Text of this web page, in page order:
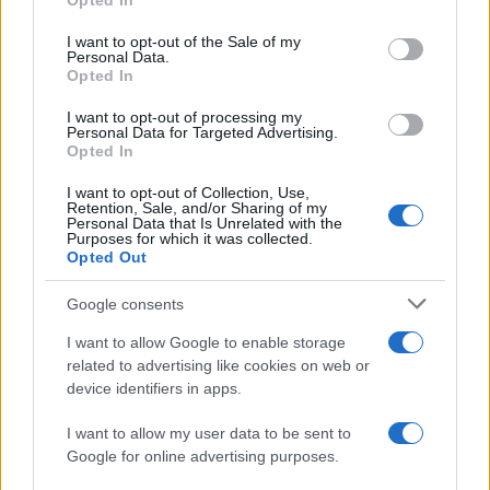
use your data for below specified purposes in below Google
consent section.
I want to opt-out of the Sale of my
Personal Data.
Opted In
I want to opt-out of processing my
Personal Data for Targeted Advertising.
Opted In
I want to opt-out of Collection, Use,
Retention, Sale, and/or Sharing of my
Personal Data that Is Unrelated with the
Purposes for which it was collected.
Opted Out
Google consents
I want to allow Google to enable storage
related to advertising like cookies on web or
device identifiers in apps.
I want to allow my user data to be sent to
Google for online advertising purposes.
14:05 19.03.18
Μπήκε σε σπίτι και βίασε 12χρονη –
Ανθρωποκυνηγητό για τον μασκοφόρο
27.02.18